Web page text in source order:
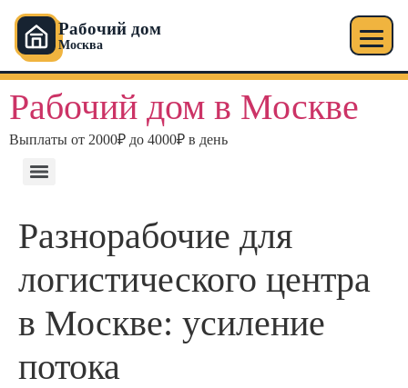
Рабочий дом
Москва
Рабочий дом в Москве
Выплаты от 2000₽ до 4000₽ в день
Разнорабочие для
логистического центра
в Москве: усиление
потока